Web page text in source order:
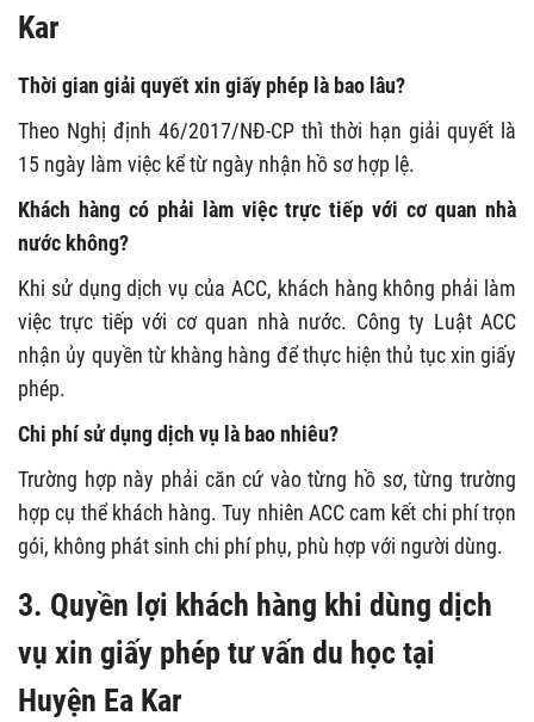
Kar
Thời gian giải quyết xin giấy phép là bao lâu?
Theo Nghị định 46/2017/NĐ-CP thì thời hạn giải quyết là
15 ngày làm việc kể từ ngày nhận hồ sơ hợp lệ.
Khách hàng có phải làm việc trực tiếp với cơ quan nhà
nước không?
Khi sử dụng dịch vụ của ACC, khách hàng không phải làm
việc trực tiếp với cơ quan nhà nước. Công ty Luật ACC
nhận ủy quyền từ khàng hàng để thực hiện thủ tục xin giấy
phép.
Chi phí sử dụng dịch vụ là bao nhiêu?
Trường hợp này phải căn cứ vào từng hồ sơ, từng trường
hợp cụ thể khách hàng. Tuy nhiên ACC cam kết chi phí trọn
gói, không phát sinh chi phí phụ, phù hợp với người dùng.
3. Quyền lợi khách hàng khi dùng dịch
vụ xin giấy phép tư vấn du học tại
Huyện Ea Kar